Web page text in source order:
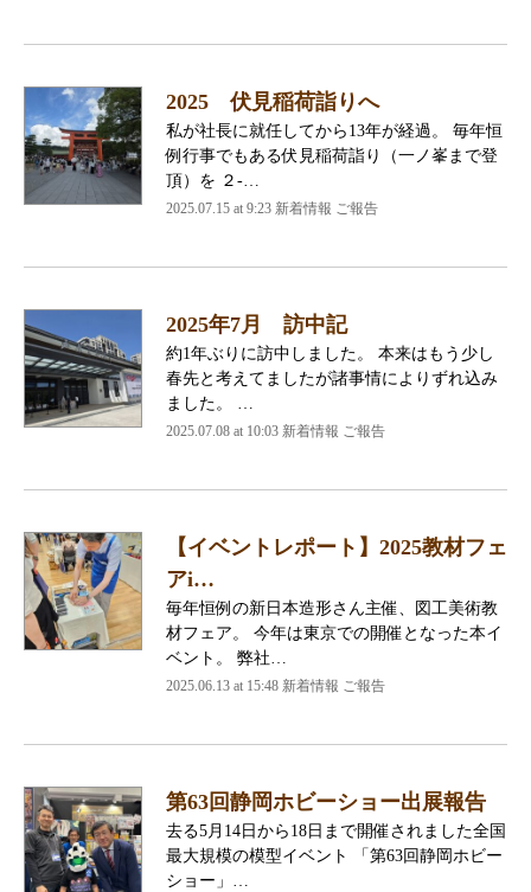
2025 伏見稲荷詣りへ
私が社長に就任してから13年が経過。 毎年恒
例行事でもある伏見稲荷詣り（一ノ峯まで登
頂）を ２-…
2025.07.15 at 9:23 新着情報 ご報告
2025年7月 訪中記
約1年ぶりに訪中しました。 本来はもう少し
春先と考えてましたが諸事情によりずれ込み
ました。 …
2025.07.08 at 10:03 新着情報 ご報告
【イベントレポート】2025教材フェ
アi…
毎年恒例の新日本造形さん主催、図工美術教
材フェア。 今年は東京での開催となった本イ
ベント。 弊社…
2025.06.13 at 15:48 新着情報 ご報告
第63回静岡ホビーショー出展報告
去る5月14日から18日まで開催されました全国
最大規模の模型イベント 「第63回静岡ホビー
ショー」…